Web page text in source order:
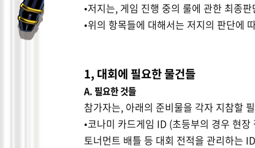
•저지는, 게임 진행 중의 룰에 관한 최종판
•위의 항목들에 대해서는 저지의 판단에
1, 대회에 필요한 물건들
A. 필요한 것들
참가자는, 아래의 준비물을 각자 지참할
•코나미 카드게임 ID (초등부의 경우 현장
토너먼트 배틀 등 대회 전적을 관리하는 ID